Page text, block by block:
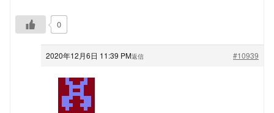
0
2020年12月6日 11:39 PM #10939
返信